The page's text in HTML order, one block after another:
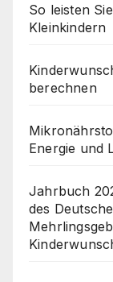
So leisten
Kleinkindern
berechnen
Energie und
Jahrbuch
des